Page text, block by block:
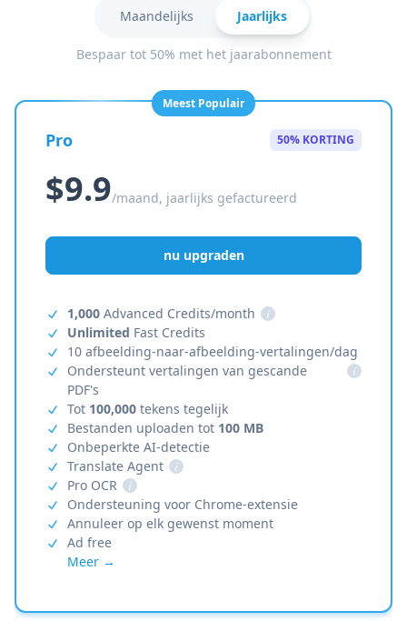
Maandelijks Jaarlijks
Bespaar tot 50% met het jaarabonnement
Meest Populair
Pro 50% KORTING
$9.9/maand, jaarlijks gefactureerd
nu upgraden
1,000 Advanced Credits/month
i
Unlimited Fast Credits
10 afbeelding-naar-afbeelding-vertalingen/dag
Ondersteunt vertalingen van gescande
PDF's
i
Tot 100,000 tekens tegelijk
Bestanden uploaden tot 100 MB
Onbeperkte AI-detectie
Translate Agent
i
Pro OCR
i
Ondersteuning voor Chrome-extensie
Annuleer op elk gewenst moment
Ad free
Meer →